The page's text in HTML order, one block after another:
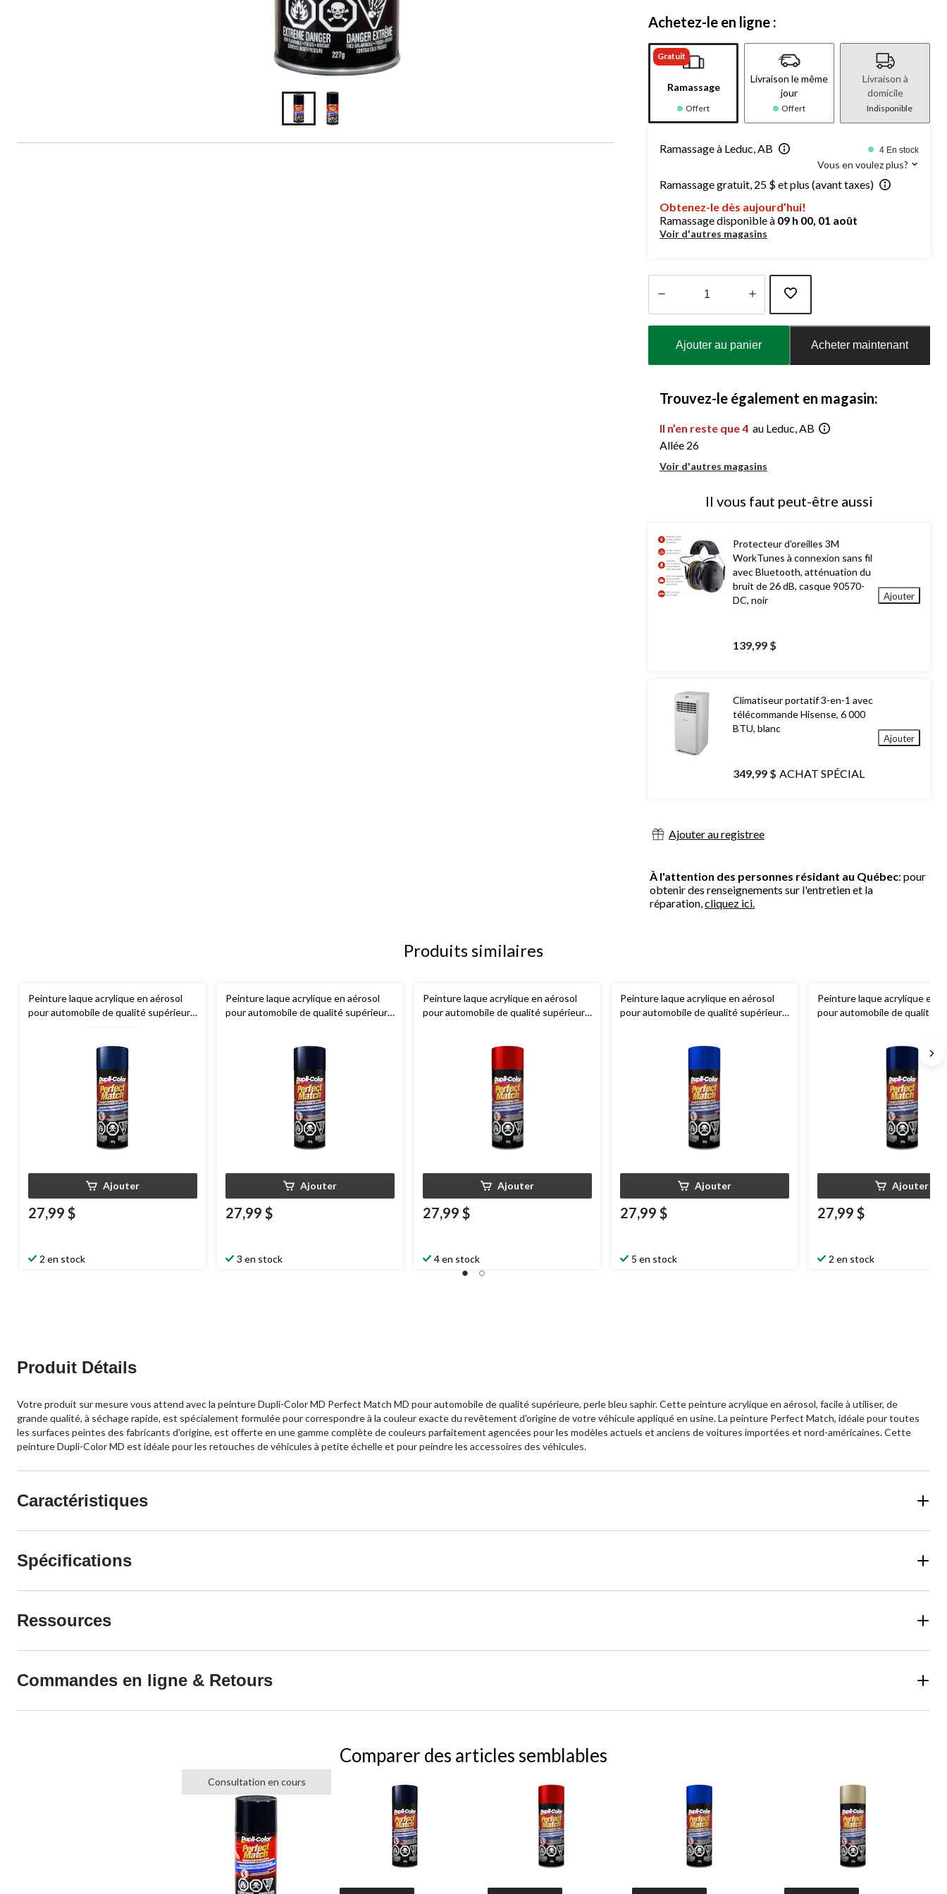
Achetez-le en ligne :
Gratuit
Ramassage
Offert
Livraison le même
jour
Offert
Livraison à
domicile
Indisponible
Ramassage à Leduc, AB 4 En stock
Vous en voulez plus?
Ramassage gratuit, 25 $ et plus (avant taxes)
Obtenez-le dès aujourd’hui!
Ramassage disponible à 09 h 00, 01 août
Voir d'autres magasins
Ajouter au panier Acheter maintenant
Trouvez-le également en magasin:
Il n’en reste que 4 au Leduc, AB
Allée 26
Voir d'autres magasins
Il vous faut peut-être aussi
Protecteur d'oreilles 3M
WorkTunes à connexion sans fil
avec Bluetooth, atténuation du
bruit de 26 dB, casque 90570-
DC, noir
139,99 $
Ajouter
Climatiseur portatif 3-en-1 avec
télécommande Hisense, 6 000
BTU, blanc
349,99 $ ACHAT SPÉCIAL
Ajouter
Ajouter au registree
À l'attention des personnes résidant au Québec: pour
obtenir des renseignements sur l'entretien et la
réparation,cliquez ici.
Produits similaires
Peinture laque acrylique en aérosol
pour automobile de qualité supérieure
Ajouter
27,99 $
2 en stock
Peinture laque acrylique en aérosol
pour automobile de qualité supérieure
Ajouter
27,99 $
3 en stock
Peinture laque acrylique en aérosol
pour automobile de qualité supérieure
Ajouter
27,99 $
4 en stock
Peinture laque acrylique en aérosol
pour automobile de qualité supérieure
Ajouter
27,99 $
5 en stock
Peinture laque acrylique en
pour automobile de qualité
Ajouter
27,99 $
2 en stock
Produit Détails
Votre produit sur mesure vous attend avec la peinture Dupli-Color MD Perfect Match MD pour automobile de qualité supérieure, perle bleu saphir. Cette peinture acrylique en aérosol, facile à utiliser, de
grande qualité, à séchage rapide, est spécialement formulée pour correspondre à la couleur exacte du revêtement d'origine de votre véhicule appliqué en usine. La peinture Perfect Match, idéale pour toutes
les surfaces peintes des fabricants d'origine, est offerte en une gamme complète de couleurs parfaitement agencées pour les modèles actuels et anciens de voitures importées et nord-américaines. Cette
peinture Dupli-Color MD est idéale pour les retouches de véhicules à petite échelle et pour peindre les accessoires des véhicules.
Caractéristiques
Spécifications
Ressources
Commandes en ligne & Retours
Comparer des articles semblables
Consultation en cours